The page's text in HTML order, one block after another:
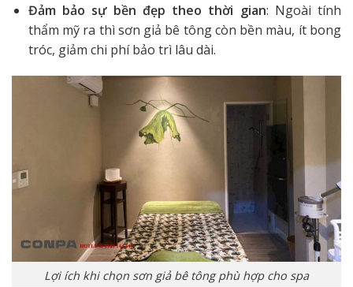
Đảm bảo sự bền đẹp theo thời gian: Ngoài tính
thẩm mỹ ra thì sơn giả bê tông còn bền màu, ít bong
tróc, giảm chi phí bảo trì lâu dài.
Lợi ích khi chọn sơn giả bê tông phù hợp cho spa